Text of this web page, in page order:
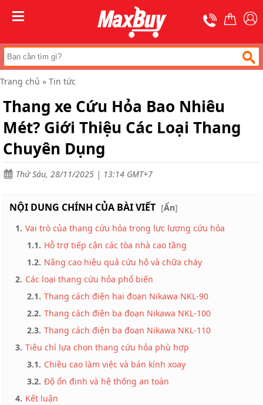
Trang
chủ
Thang
rút
Thang
nghiệp
Thang
ghế
bản
to
Thang
nhôm
năng
Thang
Thang
Thương
Liên
Trang chủ » Tin tức
Thang xe Cứu Hỏa Bao Nhiêu
Mét? Giới Thiệu Các Loại Thang
Chuyên Dụng
Thứ Sáu, 28/11/2025 | 13:14 GMT+7
NỘI DUNG CHÍNH CỦA BÀI VIẾT [Ẩn]
1. Vai trò của thang cứu hỏa trong lực lượng cứu hỏa
1.1. Hỗ trợ tiếp cận các tòa nhà cao tầng
1.2. Nâng cao hiệu quả cứu hộ và chữa cháy
2. Các loại thang cứu hỏa phổ biến
2.1. Thang cách điện hai đoạn Nikawa NKL-90
2.2. Thang cách điện ba đoạn Nikawa NKL-100
2.3. Thang cách điện ba đoạn Nikawa NKL-110
3. Tiêu chí lựa chọn thang cứu hỏa phù hợp
3.1. Chiều cao làm việc và bán kính xoay
3.2. Độ ổn định và hệ thống an toàn
4. Kết luận